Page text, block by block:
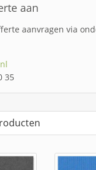
aan
aanvragen via
35